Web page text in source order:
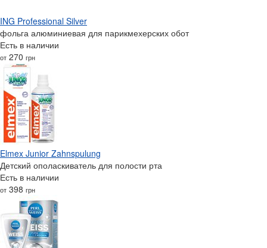
ING Professional Silver
фольга алюминиевая для парикмехерских обот
Есть в наличии
от 270 грн
Elmex Junior Zahnspulung
Детский ополаскиватель для полости рта
Есть в наличии
от 398 грн